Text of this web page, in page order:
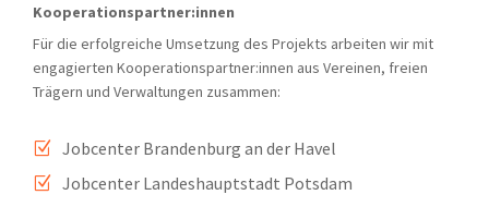
Kooperationspartner:innen
Für die erfolgreiche Umsetzung des Projekts arbeiten wir mit
engagierten Kooperationspartner:innen aus Vereinen, freien
Trägern und Verwaltungen zusammen:
Z Jobcenter Brandenburg an der Havel
Z Jobcenter Landeshauptstadt Potsdam